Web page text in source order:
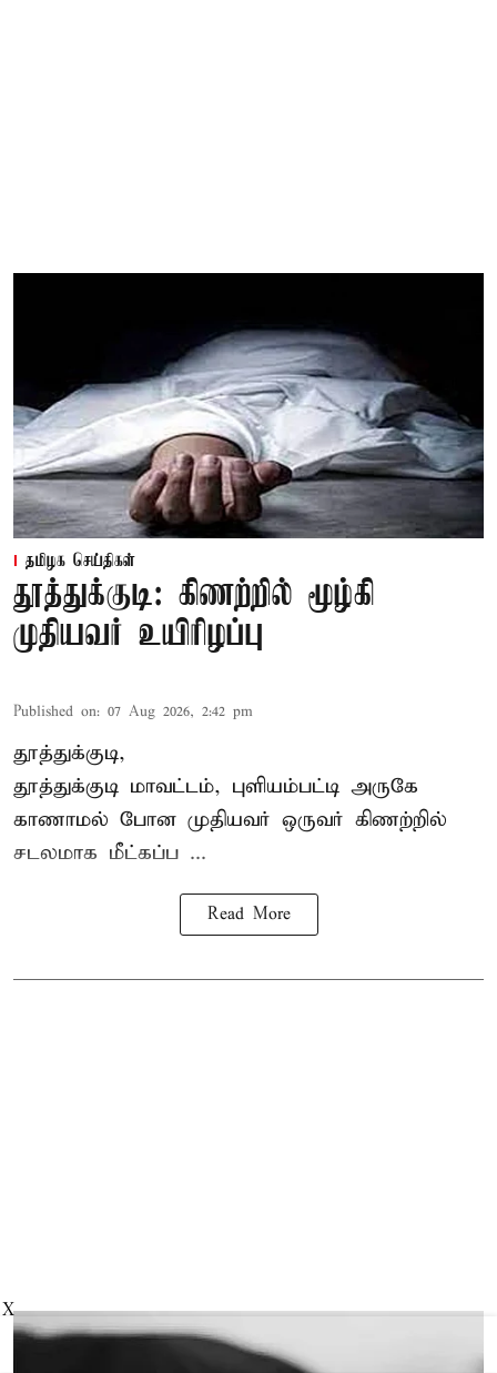
தமிழக செய்திகள்
தூத்துக்குடி: கிணற்றில் மூழ்கி
முதியவர் உயிரிழப்பு
Published on: 07 Aug 2026, 2:42 pm
தூத்துக்குடி,
தூத்துக்குடி மாவட்டம், புளியம்பட்டி அருகே
காணாமல் போன முதியவர் ஒருவர் கிணற்றில்
சடலமாக மீட்கப்ப ...
Read More
X